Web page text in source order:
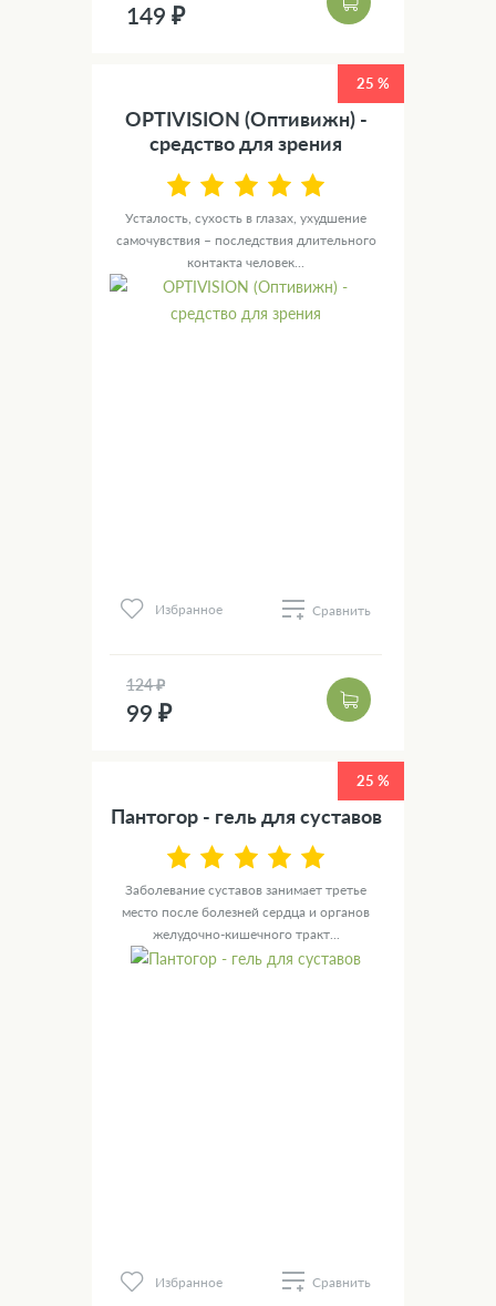
149 ₽
25 %
OPTIVISION (Оптивижн) -
средство для зрения
Усталость, сухость в глазах, ухудшение
самочувствия – последствия длительного
контакта человек...
Избранное Сравнить
124 ₽
99 ₽
25 %
Пантогор - гель для суставов
Заболевание суставов занимает третье
место после болезней сердца и органов
желудочно-кишечного тракт...
Избранное Сравнить